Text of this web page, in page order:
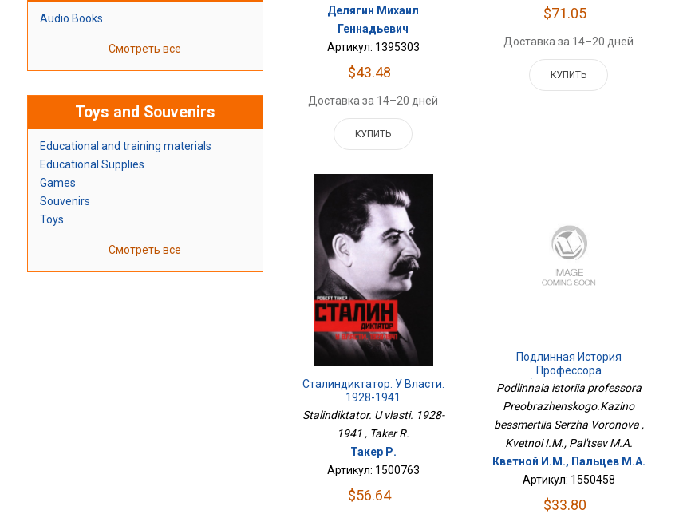
Audio Books
Смотреть все
Toys and Souvenirs
Educational and training materials
Educational Supplies
Games
Souvenirs
Toys
Смотреть все
Делягин Михаил
Геннадьевич
Артикул: 1395303
$43.48
Доставка за 14–20 дней
КУПИТЬ
$71.05
Доставка за 14–20 дней
КУПИТЬ
Сталин­диктатор. У Власти.
1928-1941
Stalin­diktator. U vlasti. 1928-
1941 , Taker R.
Такер Р.
Артикул: 1500763
$56.64
Подлинная История
Профессора
Преображенского.Казино
Бессмертия Сержа Воронова
Podlinnaia istoriia professora
Preobrazhenskogo.Kazino
bessmertiia Serzha Voronova ,
Kvetnoi I.M., Pal'tsev M.A.
Кветной И.М., Пальцев М.А.
Артикул: 1550458
$33.80